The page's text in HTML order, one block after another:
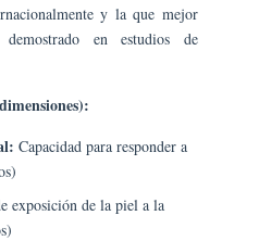
y la que mejor
en estudios de
Capacidad para responder a
exposición de la piel a la